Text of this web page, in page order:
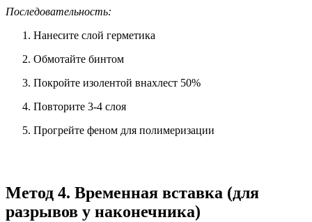
Последовательность:
Нанесите слой герметика
Обмотайте бинтом
Покройте изолентой внахлест 50%
Повторите 3-4 слоя
Прогрейте феном для полимеризации
Метод 4. Временная вставка (для
разрывов у наконечника)